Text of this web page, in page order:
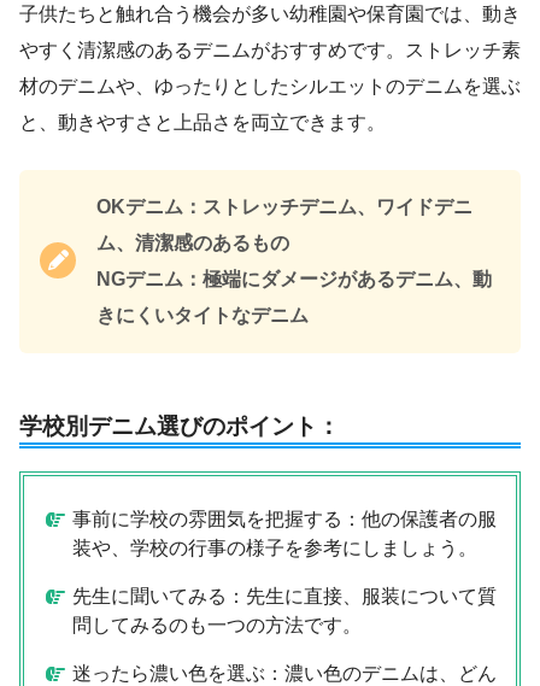
子供たちと触れ合う機会が多い幼稚園や保育園では、動き
やすく清潔感のあるデニムがおすすめです。ストレッチ素
材のデニムや、ゆったりとしたシルエットのデニムを選ぶ
と、動きやすさと上品さを両立できます。
OKデニム：ストレッチデニム、ワイドデニ
ム、清潔感のあるもの
NGデニム：極端にダメージがあるデニム、動
きにくいタイトなデニム
学校別デニム選びのポイント：
事前に学校の雰囲気を把握する：他の保護者の服
装や、学校の行事の様子を参考にしましょう。
先生に聞いてみる：先生に直接、服装について質
問してみるのも一つの方法です。
迷ったら濃い色を選ぶ：濃い色のデニムは、どん